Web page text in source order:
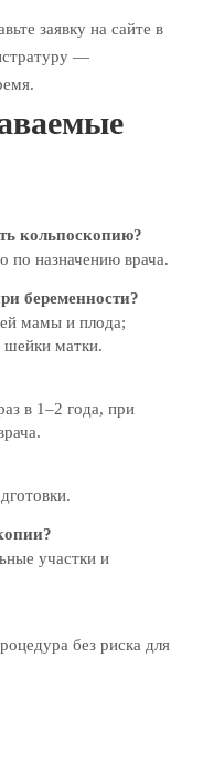
заявку на сайте в
—
кольпоскопию?
по назначению врача.
беременности?
мамы и плода;
шейки матки.
в 1–2 года, при
участки и
без риска для